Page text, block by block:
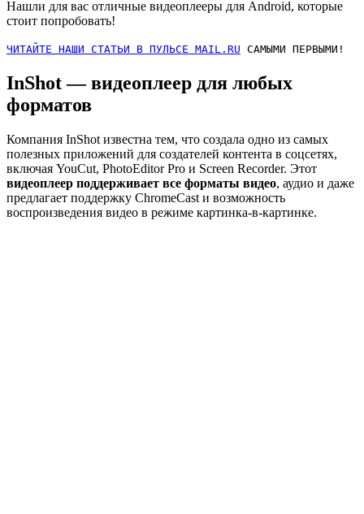
Нашли для вас отличные видеоплееры для Android, которые
стоит попробовать!
ЧИТАЙТЕ НАШИ СТАТЬИ В ПУЛЬСЕ MAIL.RU САМЫМИ ПЕРВЫМИ!
InShot — видеоплеер для любых
форматов
Компания InShot известна тем, что создала одно из самых
полезных приложений для создателей контента в соцсетях,
включая YouCut, PhotoEditor Pro и Screen Recorder. Этот
видеоплеер поддерживает все форматы видео, аудио и даже
предлагает поддержку ChromeCast и возможность
воспроизведения видео в режиме картинка-в-картинке.